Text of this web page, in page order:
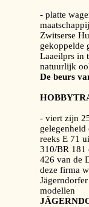
- platte
Zwitserse
gekoppelde
Laaeilprs in
natuurlijk
De beurs
- viert zijn
gelegenheid
reeks E 71
310/BR 181
426 van de
deze firma
modellen